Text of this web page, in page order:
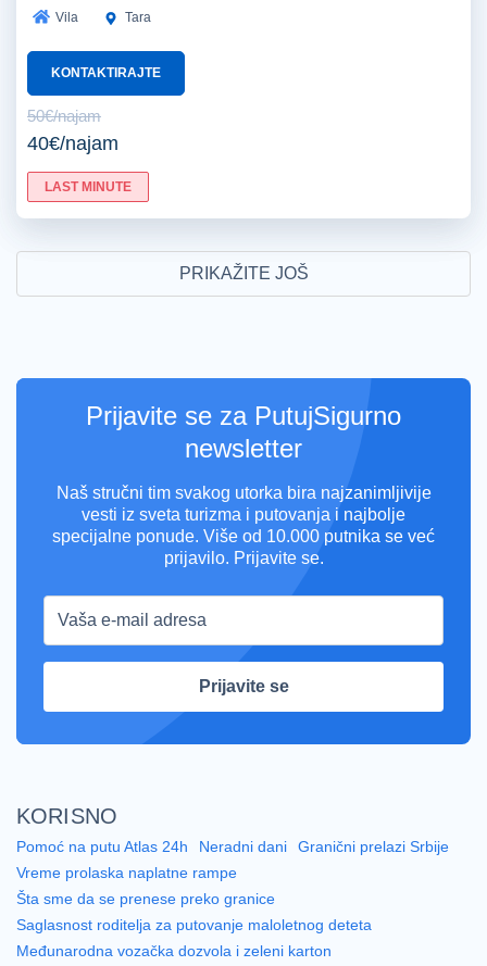
Vila Tara
KONTAKTIRAJTE
50€/najam
40€/najam
LAST MINUTE
PRIKAŽITE JOŠ
Prijavite se za PutujSigurno
newsletter
Naš stručni tim svakog utorka bira najzanimljivije
vesti iz sveta turizma i putovanja i najbolje
specijalne ponude. Više od 10.000 putnika se već
prijavilo. Prijavite se.
Prijavite se
KORISNO
Pomoć na putu Atlas 24h Neradni dani
Granični prelazi Srbije
Vreme prolaska naplatne rampe
Šta sme da se prenese preko granice
Saglasnost roditelja za putovanje maloletnog deteta
Međunarodna vozačka dozvola i zeleni karton